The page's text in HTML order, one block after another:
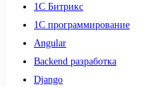
1С Битрикс
1С программирование
Angular
Backend разработка
Django